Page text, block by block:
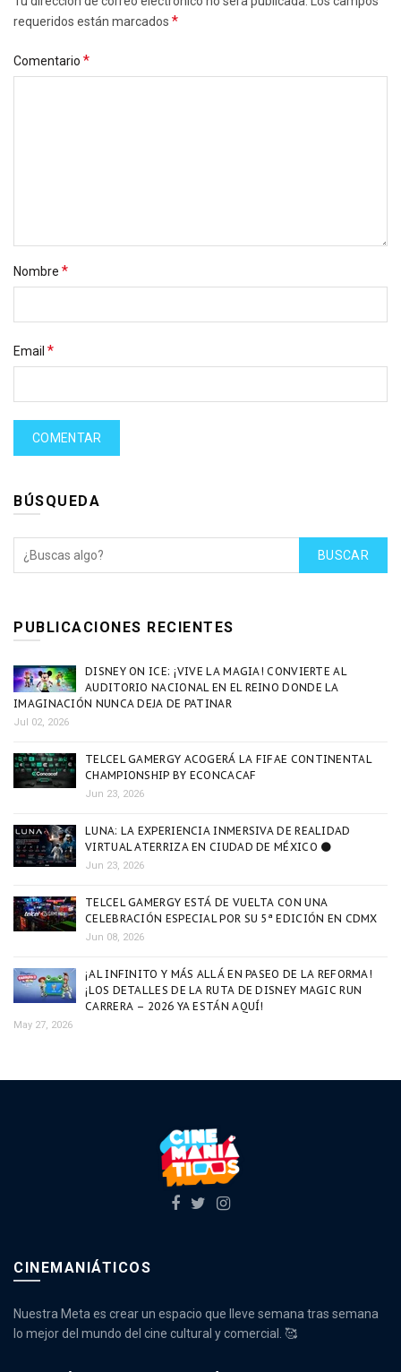
requeridos están marcados *
Comentario *
Nombre *
Email *
BÚSQUEDA
BUSCAR
PUBLICACIONES RECIENTES
DISNEY ON ICE: ¡VIVE LA MAGIA! CONVIERTE AL
AUDITORIO NACIONAL EN EL REINO DONDE LA
IMAGINACIÓN NUNCA DEJA DE PATINAR
Jul 02, 2026
TELCEL GAMERGY ACOGERÁ LA FIFAE CONTINENTAL
CHAMPIONSHIP BY ECONCACAF
Jun 23, 2026
LUNA: LA EXPERIENCIA INMERSIVA DE REALIDAD
VIRTUAL ATERRIZA EN CIUDAD DE MÉXICO 🌑
Jun 23, 2026
TELCEL GAMERGY ESTÁ DE VUELTA CON UNA
CELEBRACIÓN ESPECIAL POR SU 5ª EDICIÓN EN CDMX
Jun 08, 2026
¡AL INFINITO Y MÁS ALLÁ EN PASEO DE LA REFORMA!
¡LOS DETALLES DE LA RUTA DE DISNEY MAGIC RUN
CARRERA – 2026 YA ESTÁN AQUÍ!
May 27, 2026
CINEMANIÁTICOS
Nuestra Meta es crear un espacio que lleve semana tras semana
lo mejor del mundo del cine cultural y comercial. 🥰